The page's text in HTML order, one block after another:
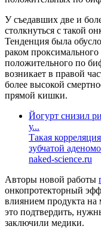
У съедавших две и
столкнуться с такой
Тенденция была
раком
положительного по
возникает в правой
более высокой
прямой кишки.
Йогурт снизил
у...
Такая
зубчатой
naked-science.ru
Авторы новой работы
онкопротекторный
влиянием продукта
это подтвердить,
заключили медики.